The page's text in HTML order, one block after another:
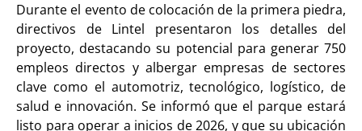
Durante el evento de colocación de la primera piedra,
directivos de Lintel presentaron los detalles del
proyecto, destacando su potencial para generar 750
empleos directos y albergar empresas de sectores
clave como el automotriz, tecnológico, logístico, de
salud e innovación. Se informó que el parque estará
listo para operar a inicios de 2026, y que su ubicación